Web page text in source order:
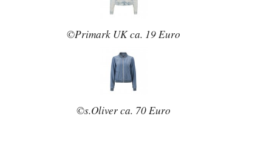
©Primark UK ca. 19 Euro
©s.Oliver ca. 70 Euro